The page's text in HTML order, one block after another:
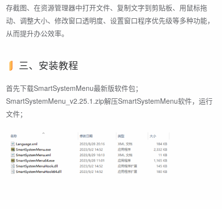
存截图、在资源管理器中打开文件、复制文字到剪贴板、用鼠标拖
动、调整大小、修改窗口透明度、设置窗口程序优先级等多种功能，
从而提升办公效率。
三、安装教程
首先下载SmartSystemMenu最新版软件包；
SmartSystemMenu_v2.25.1.zip解压SmartSystemMenu软件，运行
文件；